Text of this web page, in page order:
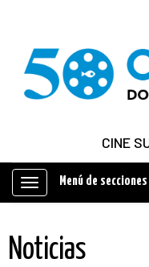
CINE
Mostrar/ocultar
Menú de secciones
Noticias